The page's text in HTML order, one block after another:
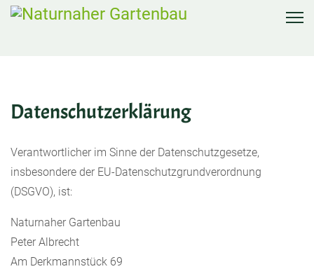
Datenschutzerklärung
Verantwortlicher im Sinne der Datenschutzgesetze,
insbesondere der EU-Datenschutzgrundverordnung
(DSGVO), ist:
Naturnaher Gartenbau
Peter Albrecht
Am Derkmannstück 69